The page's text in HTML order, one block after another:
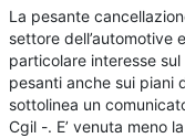
La pesante
settore dell’automotive
particolare interesse
pesanti anche sui piani
sottolinea un
Cgil -. E’ venuta meno